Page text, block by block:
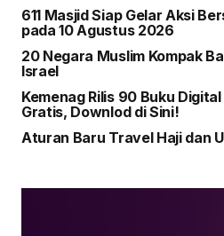
611 Masjid Siap Gelar Aksi
pada 10 Agustus 2026
20 Negara Muslim Kompak
Israel
Kemenag Rilis 90 Buku
Gratis, Downlod di Sini!
Aturan Baru Travel Haji dan